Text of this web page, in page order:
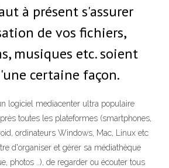
à présent s'assurer
de vos fichiers,
musiques etc. soient
certaine façon.
logiciel mediacenter ultra populaire
toutes les plateformes (smartphones,
ordinateurs Windows, Mac, Linux etc
d'organiser et gérer sa médiathèque
photos ..), de regarder ou écouter tous